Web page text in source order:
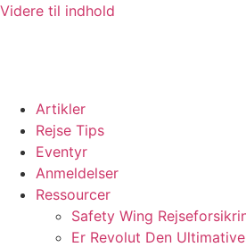
Videre til indhold
Artikler
Rejse Tips
Eventyr
Anmeldelser
Ressourcer
Safety Wing
Er Revolut Den